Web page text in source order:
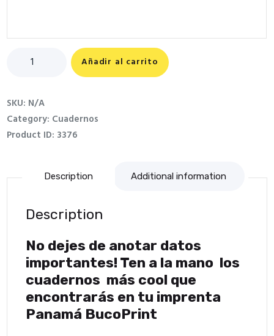
Cuadernos
quantity
Añadir al carrito
SKU: N/A
Category: Cuadernos
Product ID: 3376
Description Additional information
Description
No dejes de anotar datos
importantes! Ten a la mano los
cuadernos más cool que
encontrarás en tu imprenta
Panamá BucoPrint